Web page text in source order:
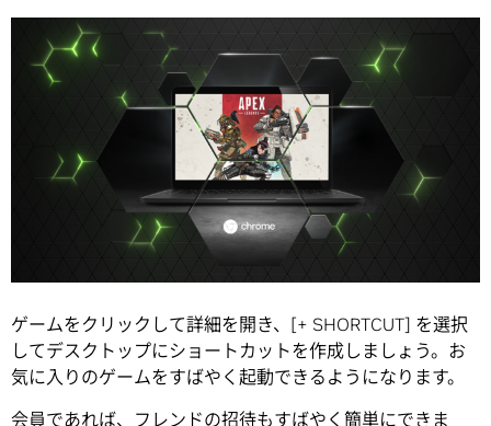
ゲームをクリックして詳細を開き、[+ SHORTCUT] を選択
してデスクトップにショートカットを作成しましょう。お
気に入りのゲームをすばやく起動できるようになります。
会員であれば、フレンドの招待もすばやく簡単にできま